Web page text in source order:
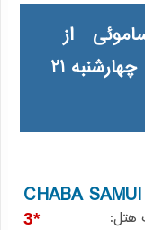
از
سه‌شنبه 20 امرداد 1405 تا چهار‌شنبه 21
CHABA SAMUI
هتل: *3